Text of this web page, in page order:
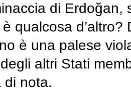
di Erdoğan,
è qualcosa
è una palese
altri Stati
di nota.